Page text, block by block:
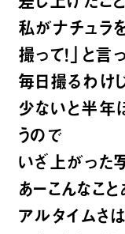
私がナチュラ
撮って！」と言
毎日撮るわけ
少ないと半年
うので
いざ上がった
あーこんなこと
アルタイムさ